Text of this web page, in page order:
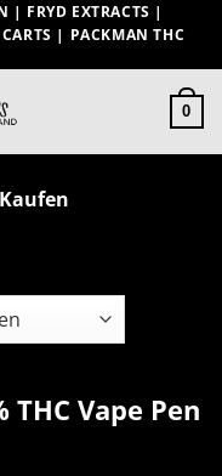
| FRYD EXTRACTS |
| PACKMAN THC
0
Vape Pen